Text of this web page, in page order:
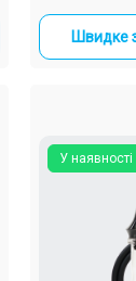
Швидке
У наявності